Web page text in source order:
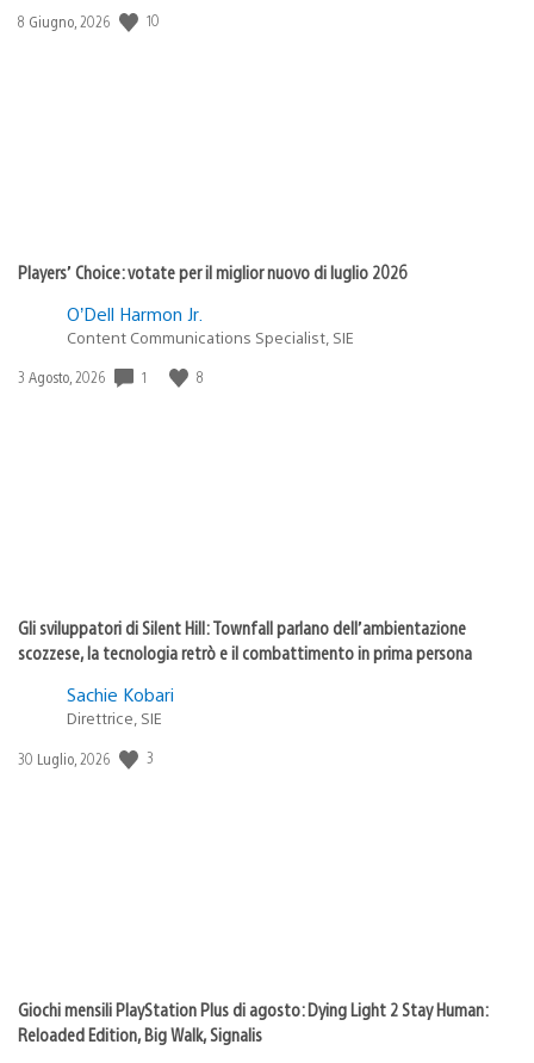
Data
8 Giugno, 2026 10
Players’ Choice: votate per il miglior nuovo di luglio 2026
O’Dell Harmon Jr.
Content Communications Specialist, SIE
Data
3 Agosto, 2026 1 8
Gli sviluppatori di Silent Hill: Townfall parlano dell’ambientazione
scozzese, la tecnologia retrò e il combattimento in prima persona
Sachie Kobari
Direttrice, SIE
Data
30 Luglio, 2026 3
Giochi mensili PlayStation Plus di agosto: Dying Light 2 Stay Human:
Reloaded Edition, Big Walk, Signalis